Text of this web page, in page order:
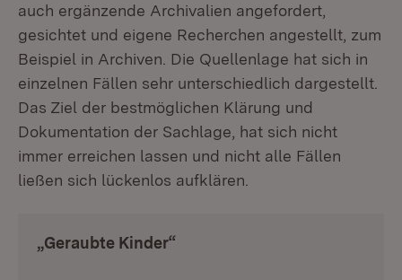
auch ergänzende Archivalien angefordert,
gesichtet und eigene Recherchen angestellt, zum
Beispiel in Archiven. Die Quellenlage hat sich in
einzelnen Fällen sehr unterschiedlich dargestellt.
Das Ziel der bestmöglichen Klärung und
Dokumentation der Sachlage, hat sich nicht
immer erreichen lassen und nicht alle Fällen
ließen sich lückenlos aufklären.
„Geraubte Kinder“